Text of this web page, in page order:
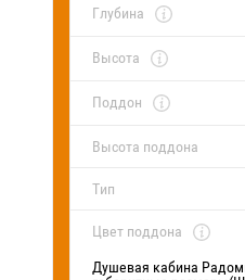
Глубина
Высота
Поддон
Высота поддона
Тип
Цвет поддона
Душевая кабина